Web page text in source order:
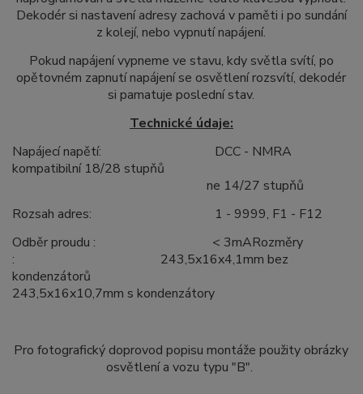
Dekodér si nastavení adresy zachová v paměti i po sundání
z kolejí, nebo vypnutí napájení.
Pokud napájení vypneme ve stavu, kdy světla svítí, po
opětovném zapnutí napájení se osvětlení rozsvítí, dekodér
si pamatuje poslední stav.
Technické údaje:
Napájecí napětí:
DCC - NMRA
kompatibilní 18/28 stupňů
ne 14/27 stupňů
Rozsah adres: 1 - 9999, F1 - F12
Odběr proudu : < 3mARozměry
: 243,5x16x4,1mm bez
kondenzátorů
243,5x16x10,7mm s kondenzátory
Pro fotografický doprovod popisu montáže použity obrázky
osvětlení a vozu typu "B".